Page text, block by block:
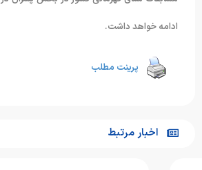
ادامه خواهد داشت.
پرینت مطلب
اخبار مرتبط